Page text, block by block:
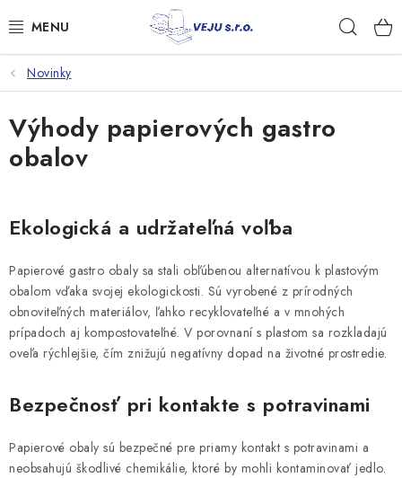
na
TAŠKY A VRECKÁ
FÓLIE, PAPIER, RUKAVICE
JEDNORÁZOVÝ RIAD
OBALY NA JEDLO
VRECIA NA ODPAD, HYGIENA
PÁSKY A DOPLNKY
Kontakty Doprava a platba
Novinky
Výhody papierových gastro
obalov
Ekologická a udržateľná voľba
Papierové gastro obaly sa stali obľúbenou alternatívou k plastovým
obalom vďaka svojej ekologickosti. Sú vyrobené z prírodných
obnoviteľných materiálov, ľahko recyklovateľné a v mnohých
prípadoch aj kompostovateľné. V porovnaní s plastom sa rozkladajú
oveľa rýchlejšie, čím znižujú negatívny dopad na životné prostredie.
Bezpečnosť pri kontakte s potravinami
Papierové obaly sú bezpečné pre priamy kontakt s potravinami a
neobsahujú škodlivé chemikálie, ktoré by mohli kontaminovať jedlo.